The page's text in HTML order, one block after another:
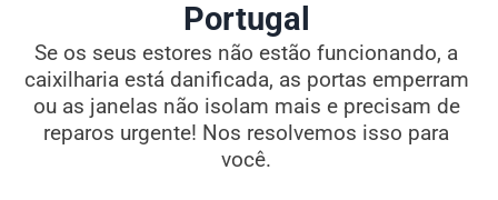
Portugal
Se os seus estores não estão funcionando, a
caixilharia está danificada, as portas emperram
ou as janelas não isolam mais e precisam de
reparos urgente! Nos resolvemos isso para
você.